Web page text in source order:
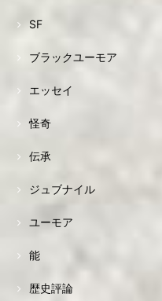
SF
ブラックユーモア
エッセイ
怪奇
伝承
ジュブナイル
ユーモア
能
歴史評論